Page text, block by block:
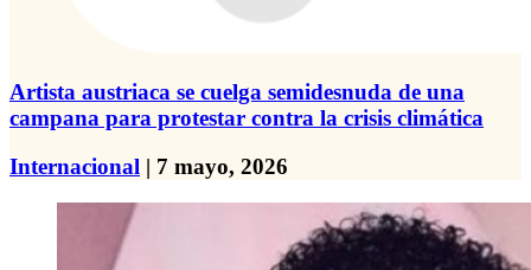
Artista austriaca se cuelga semidesnuda de una
campana para protestar contra la crisis climática
Internacional | 7 mayo, 2026